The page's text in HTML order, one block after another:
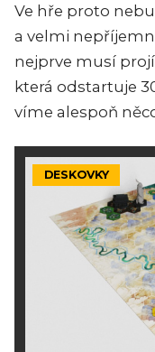
Ve hře proto
a velmi
nejprve musí
která odstartuje
víme alespoň
DESKOVKY